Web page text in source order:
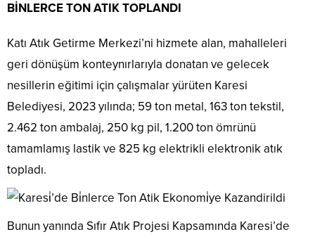
BİNLERCE TON ATIK TOPLANDI
Katı Atık Getirme Merkezi’ni hizmete alan, mahalleleri
geri dönüşüm konteynırlarıyla donatan ve gelecek
nesillerin eğitimi için çalışmalar yürüten Karesi
Belediyesi, 2023 yılında; 59 ton metal, 163 ton tekstil,
2.462 ton ambalaj, 250 kg pil, 1.200 ton ömrünü
tamamlamış lastik ve 825 kg elektrikli elektronik atık
topladı.
Bunun yanında Sıfır Atık Projesi Kapsamında Karesi’de